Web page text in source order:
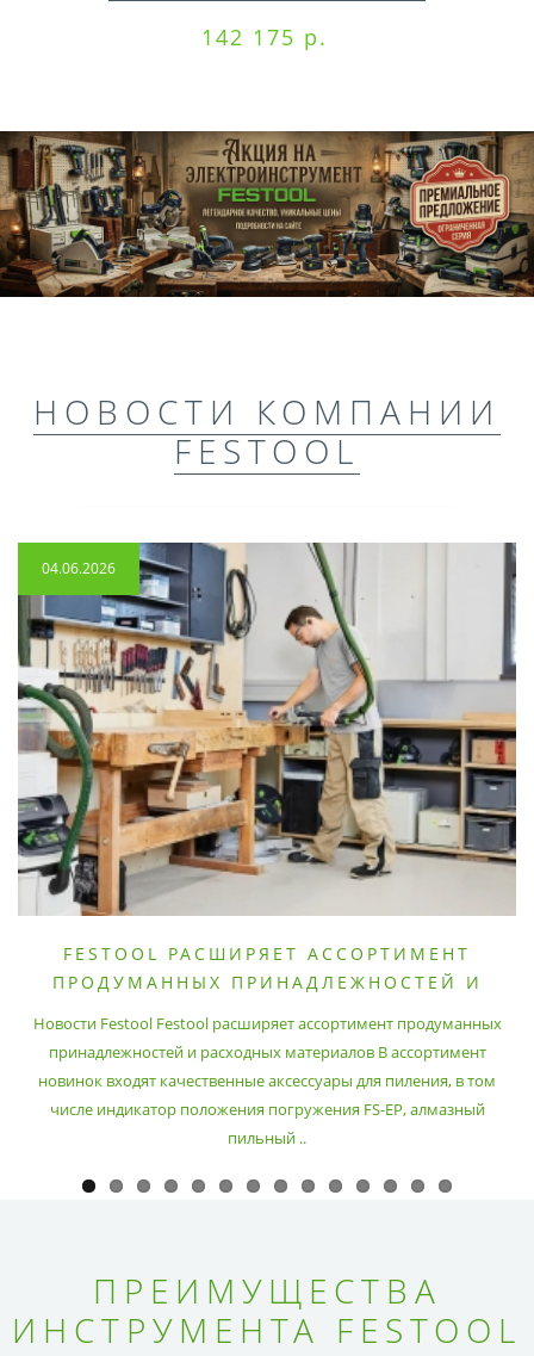
142 175 р.
НОВОСТИ КОМПАНИИ
FESTOOL
04.06.2026
FESTOOL РАСШИРЯЕТ АССОРТИМЕНТ
ПРОДУМАННЫХ ПРИНАДЛЕЖНОСТЕЙ И
Новости Festool Festool расширяет ассортимент продуманных
принадлежностей и расходных материалов В ассортимент
новинок входят качественные аксессуары для пиления, в том
числе индикатор положения погружения FS-EP, алмазный
пильный ..
ПРЕИМУЩЕСТВА
ИНСТРУМЕНТА FESTOOL